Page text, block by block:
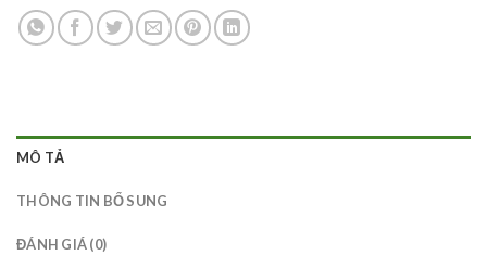
MÔ TẢ
THÔNG TIN BỔ SUNG
ĐÁNH GIÁ (0)